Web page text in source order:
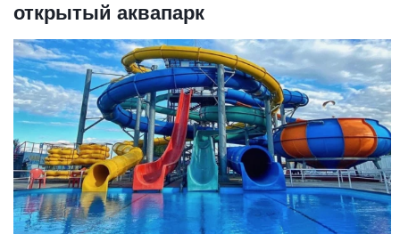
открытый аквапарк